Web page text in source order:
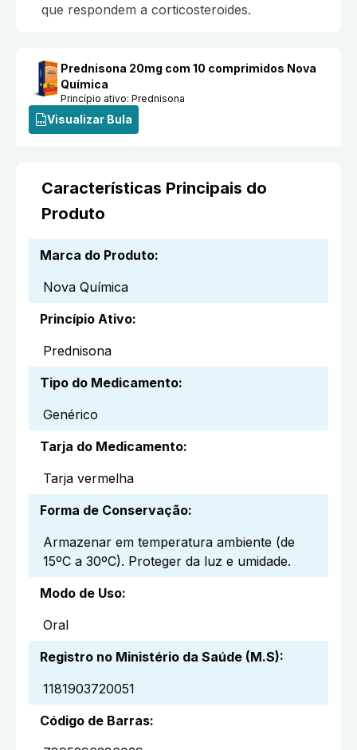
que respondem a corticosteroides.
Prednisona 20mg com 10 comprimidos Nova
Química
Princípio ativo:Prednisona
Visualizar Bula
Características Principais do
Produto
Marca do Produto:
Nova Química
Princípio Ativo:
Prednisona
Tipo do Medicamento:
Genérico
Tarja do Medicamento:
Tarja vermelha
Forma de Conservação:
Armazenar em temperatura ambiente (de
15ºC a 30ºC). Proteger da luz e umidade.
Modo de Uso:
Oral
Registro no Ministério da Saúde (M.S):
1181903720051
Código de Barras: